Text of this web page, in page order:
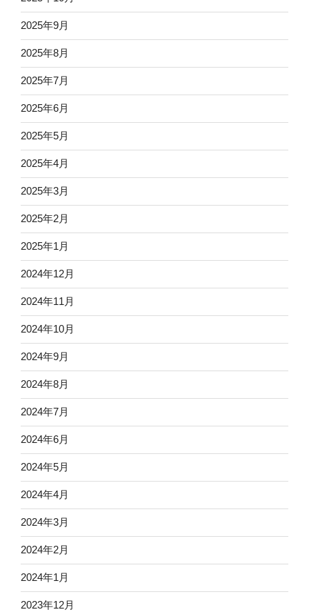
2025年9月
2025年8月
2025年7月
2025年6月
2025年5月
2025年4月
2025年3月
2025年2月
2025年1月
2024年12月
2024年11月
2024年10月
2024年9月
2024年8月
2024年7月
2024年6月
2024年5月
2024年4月
2024年3月
2024年2月
2024年1月
2023年12月